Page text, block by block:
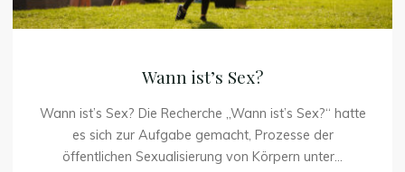
Wann ist’s Sex?
Wann ist’s Sex? Die Recherche „Wann ist’s Sex?“ hatte
es sich zur Aufgabe gemacht, Prozesse der
öffentlichen Sexualisierung von Körpern unter...